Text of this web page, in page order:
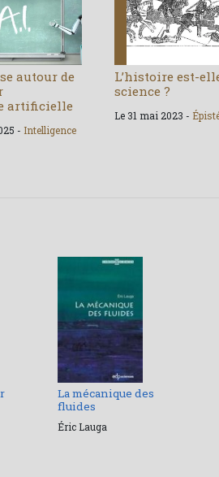
autour de
artificielle
- Intelligence
L’histoire est-
science ?
Le 31 mai 2023 -
La mécanique des
fluides
Éric Lauga